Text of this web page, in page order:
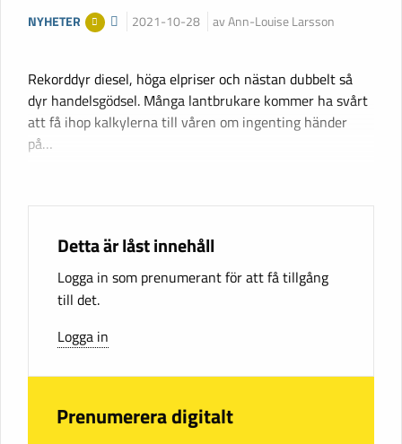
NYHETER 2021-10-28 av Ann-Louise Larsson
Rekorddyr diesel, höga elpriser och nästan dubbelt så
dyr handelsgödsel. Många lantbrukare kommer ha svårt
att få ihop kalkylerna till våren om ingenting händer
på…
Detta är låst innehåll
Logga in som prenumerant för att få tillgång
till det.
Logga in
Prenumerera digitalt